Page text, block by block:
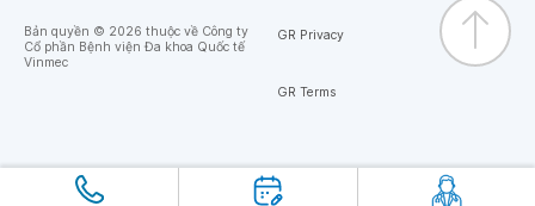
Bản quyền © 2026 thuộc về Công ty
Cổ phần Bệnh viện Đa khoa Quốc tế
Vinmec
GR Privacy
GR Terms